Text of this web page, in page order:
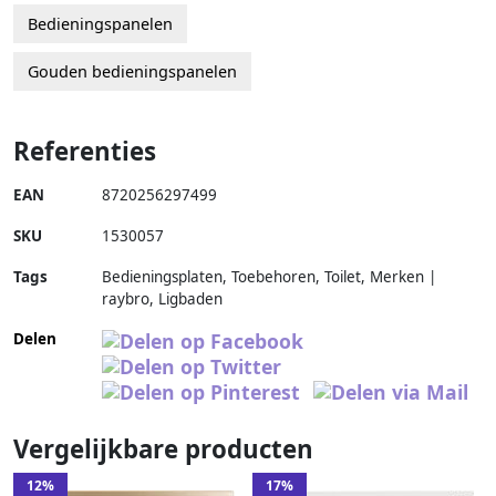
Bedieningspanelen
Gouden bedieningspanelen
Referenties
EAN 8720256297499
SKU 1530057
Tags
Bedieningsplaten, Toebehoren, Toilet, Merken |
raybro, Ligbaden
Delen
Vergelijkbare producten
12% 17%